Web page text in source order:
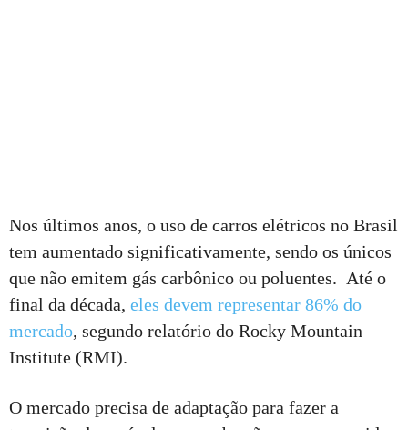
Nos últimos anos, o uso de carros elétricos no Brasil
tem aumentado significativamente, sendo os únicos
que não emitem gás carbônico ou poluentes. Até o
final da década, eles devem representar 86% do
mercado, segundo relatório do Rocky Mountain
Institute (RMI).
O mercado precisa de adaptação para fazer a